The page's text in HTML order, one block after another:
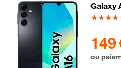
Galaxy
149
ou